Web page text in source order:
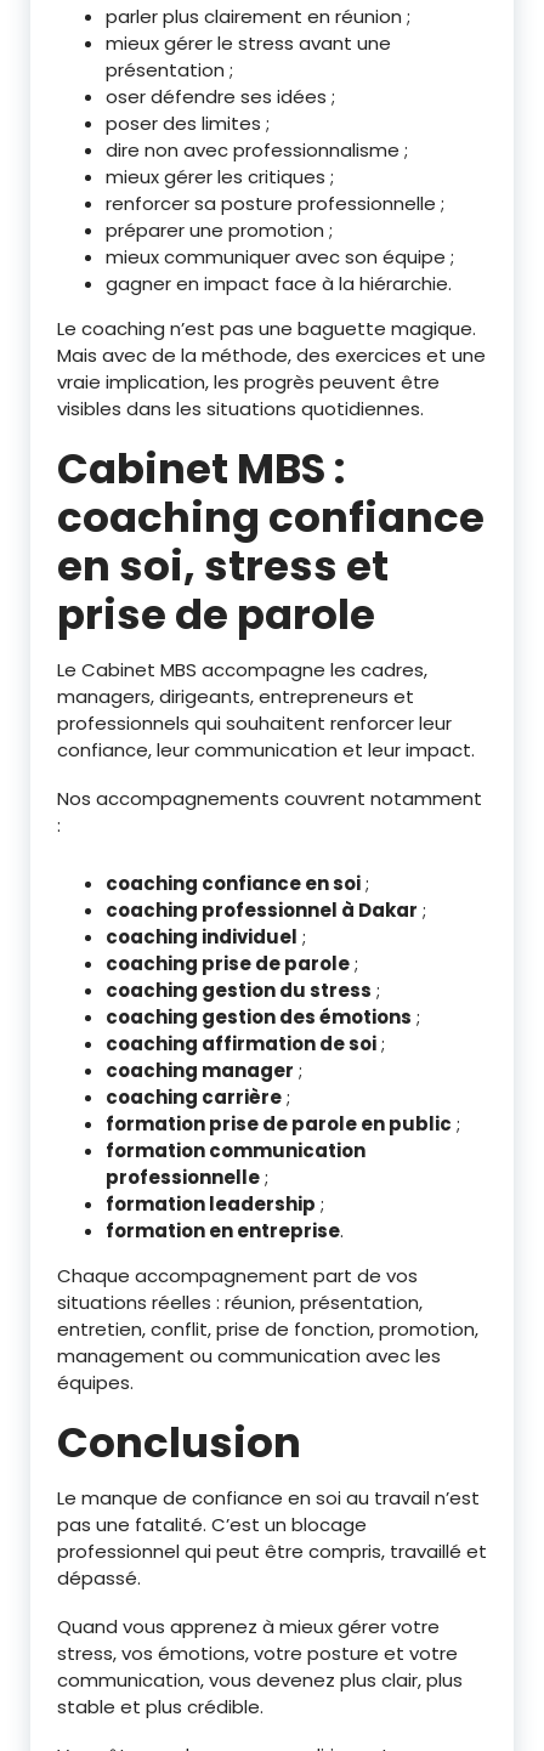
parler plus clairement en réunion ;
mieux gérer le stress avant une
présentation ;
oser défendre ses idées ;
poser des limites ;
dire non avec professionnalisme ;
mieux gérer les critiques ;
renforcer sa posture professionnelle ;
préparer une promotion ;
mieux communiquer avec son équipe ;
gagner en impact face à la hiérarchie.
Le coaching n’est pas une baguette magique.
Mais avec de la méthode, des exercices et une
vraie implication, les progrès peuvent être
visibles dans les situations quotidiennes.
Cabinet MBS :
coaching confiance
en soi, stress et
prise de parole
Le Cabinet MBS accompagne les cadres,
managers, dirigeants, entrepreneurs et
professionnels qui souhaitent renforcer leur
confiance, leur communication et leur impact.
Nos accompagnements couvrent notamment
:
coaching confiance en soi;
coaching professionnel à Dakar ;
coaching individuel ;
coaching prise de parole;
coaching gestion du stress ;
coaching gestion des émotions ;
coaching affirmation de soi;
coaching manager ;
coaching carrière;
formation prise de parole en public ;
formation communication
professionnelle;
formation leadership ;
formation en entreprise.
Chaque accompagnement part de vos
situations réelles : réunion, présentation,
entretien, conflit, prise de fonction, promotion,
management ou communication avec les
équipes.
Conclusion
Le manque de confiance en soi au travail n’est
pas une fatalité. C’est un blocage
professionnel qui peut être compris, travaillé et
dépassé.
Quand vous apprenez à mieux gérer votre
stress, vos émotions, votre posture et votre
communication, vous devenez plus clair, plus
stable et plus crédible.